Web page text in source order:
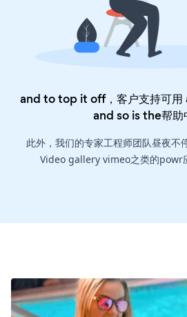
and to top it off，客户支持可用
and so is the帮助
此外，我们的专家工程师团队昼夜不
Video gallery vimeo之类的powr